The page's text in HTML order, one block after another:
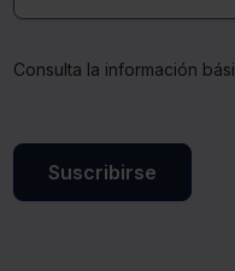
Consulta la información
Suscribirse